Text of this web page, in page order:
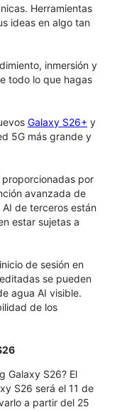
Herramientas
ideas en algo tan
inmersión y
todo lo que hagas
Galaxy S26+ y
5G más grande y
proporcionadas por
avanzada de
de terceros están
estar sujetas a
de sesión en
se pueden
agua AI visible.
de los
Galaxy S26? El
S26 será el 11 de
a partir del 25